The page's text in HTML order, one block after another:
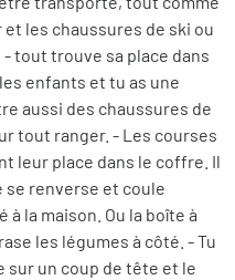
les chaussures de ski ou
tout trouve sa place dans
enfants et tu as une
aussi des chaussures de
tout ranger. - Les courses
leur place dans le coffre. Il
se renverse et coule
la maison. Ou la boîte à
les légumes à côté. - Tu
sur un coup de tête et le